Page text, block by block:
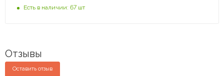
Есть в наличии: 67 шт
Отзывы
Оставить отзыв